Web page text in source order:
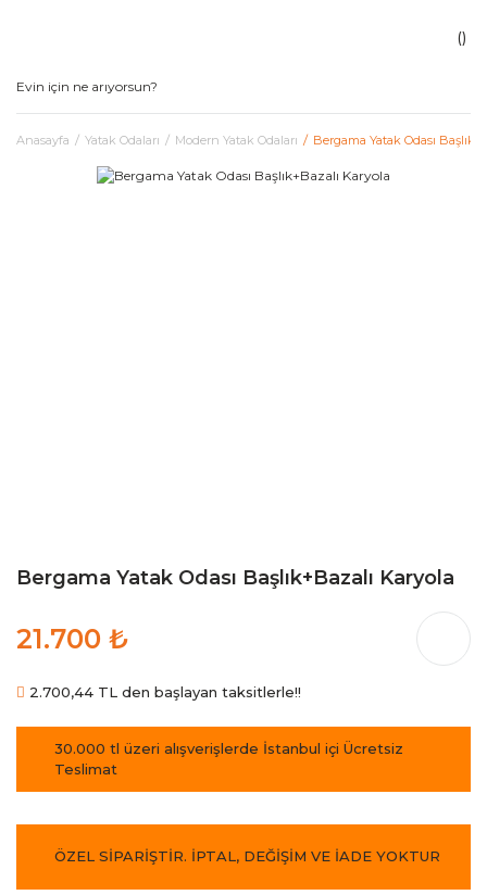
Anasayfa Yatak Odaları Modern Yatak Odaları Bergama Yatak Odası
Bergama Yatak Odası Başlık+Bazalı Karyola
21.700 ₺
2.700,44 TL den başlayan taksitlerle!!
30.000 tl üzeri alışverişlerde İstanbul içi Ücretsiz
Teslimat
ÖZEL SİPARİŞTİR. İPTAL, DEĞİŞİM VE İADE YOKTUR